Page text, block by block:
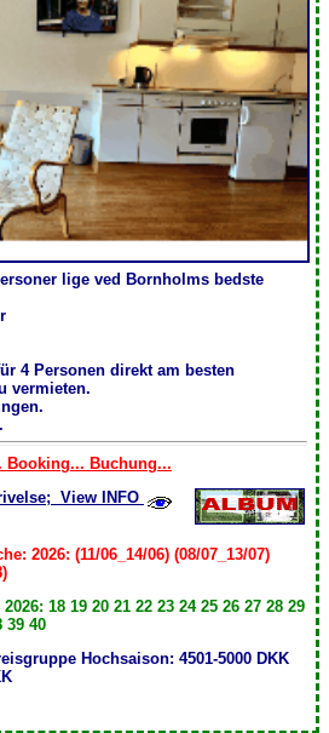
lige ved Bornholms bedste
4 Personen direkt am besten
vermieten.
.
Buchung...
View INFO
2026: (11/06_14/06) (08/07_13/07)
18 19 20 21 22 23 24 25 26 27 28 29
39 40
Hochsaison: 4501-5000 DKK